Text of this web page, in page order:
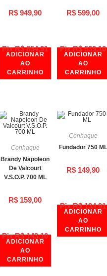
Pix R$854,91
R$ 949,90
ADICIONAR
AO
CARRINHO
Pix R$539,10
R$ 599,00
ADICIONAR
AO
CARRINHO
Pix R$143,10
Conhaque
Brandy Napoleon
De Valcourt
V.S.O.P. 700 ML
R$ 159,00
ADICIONAR
AO
CARRINHO
Pix R$134,91
Conhaque
Fundador 750 ML
R$ 149,90
ADICIONAR
AO
CARRINHO